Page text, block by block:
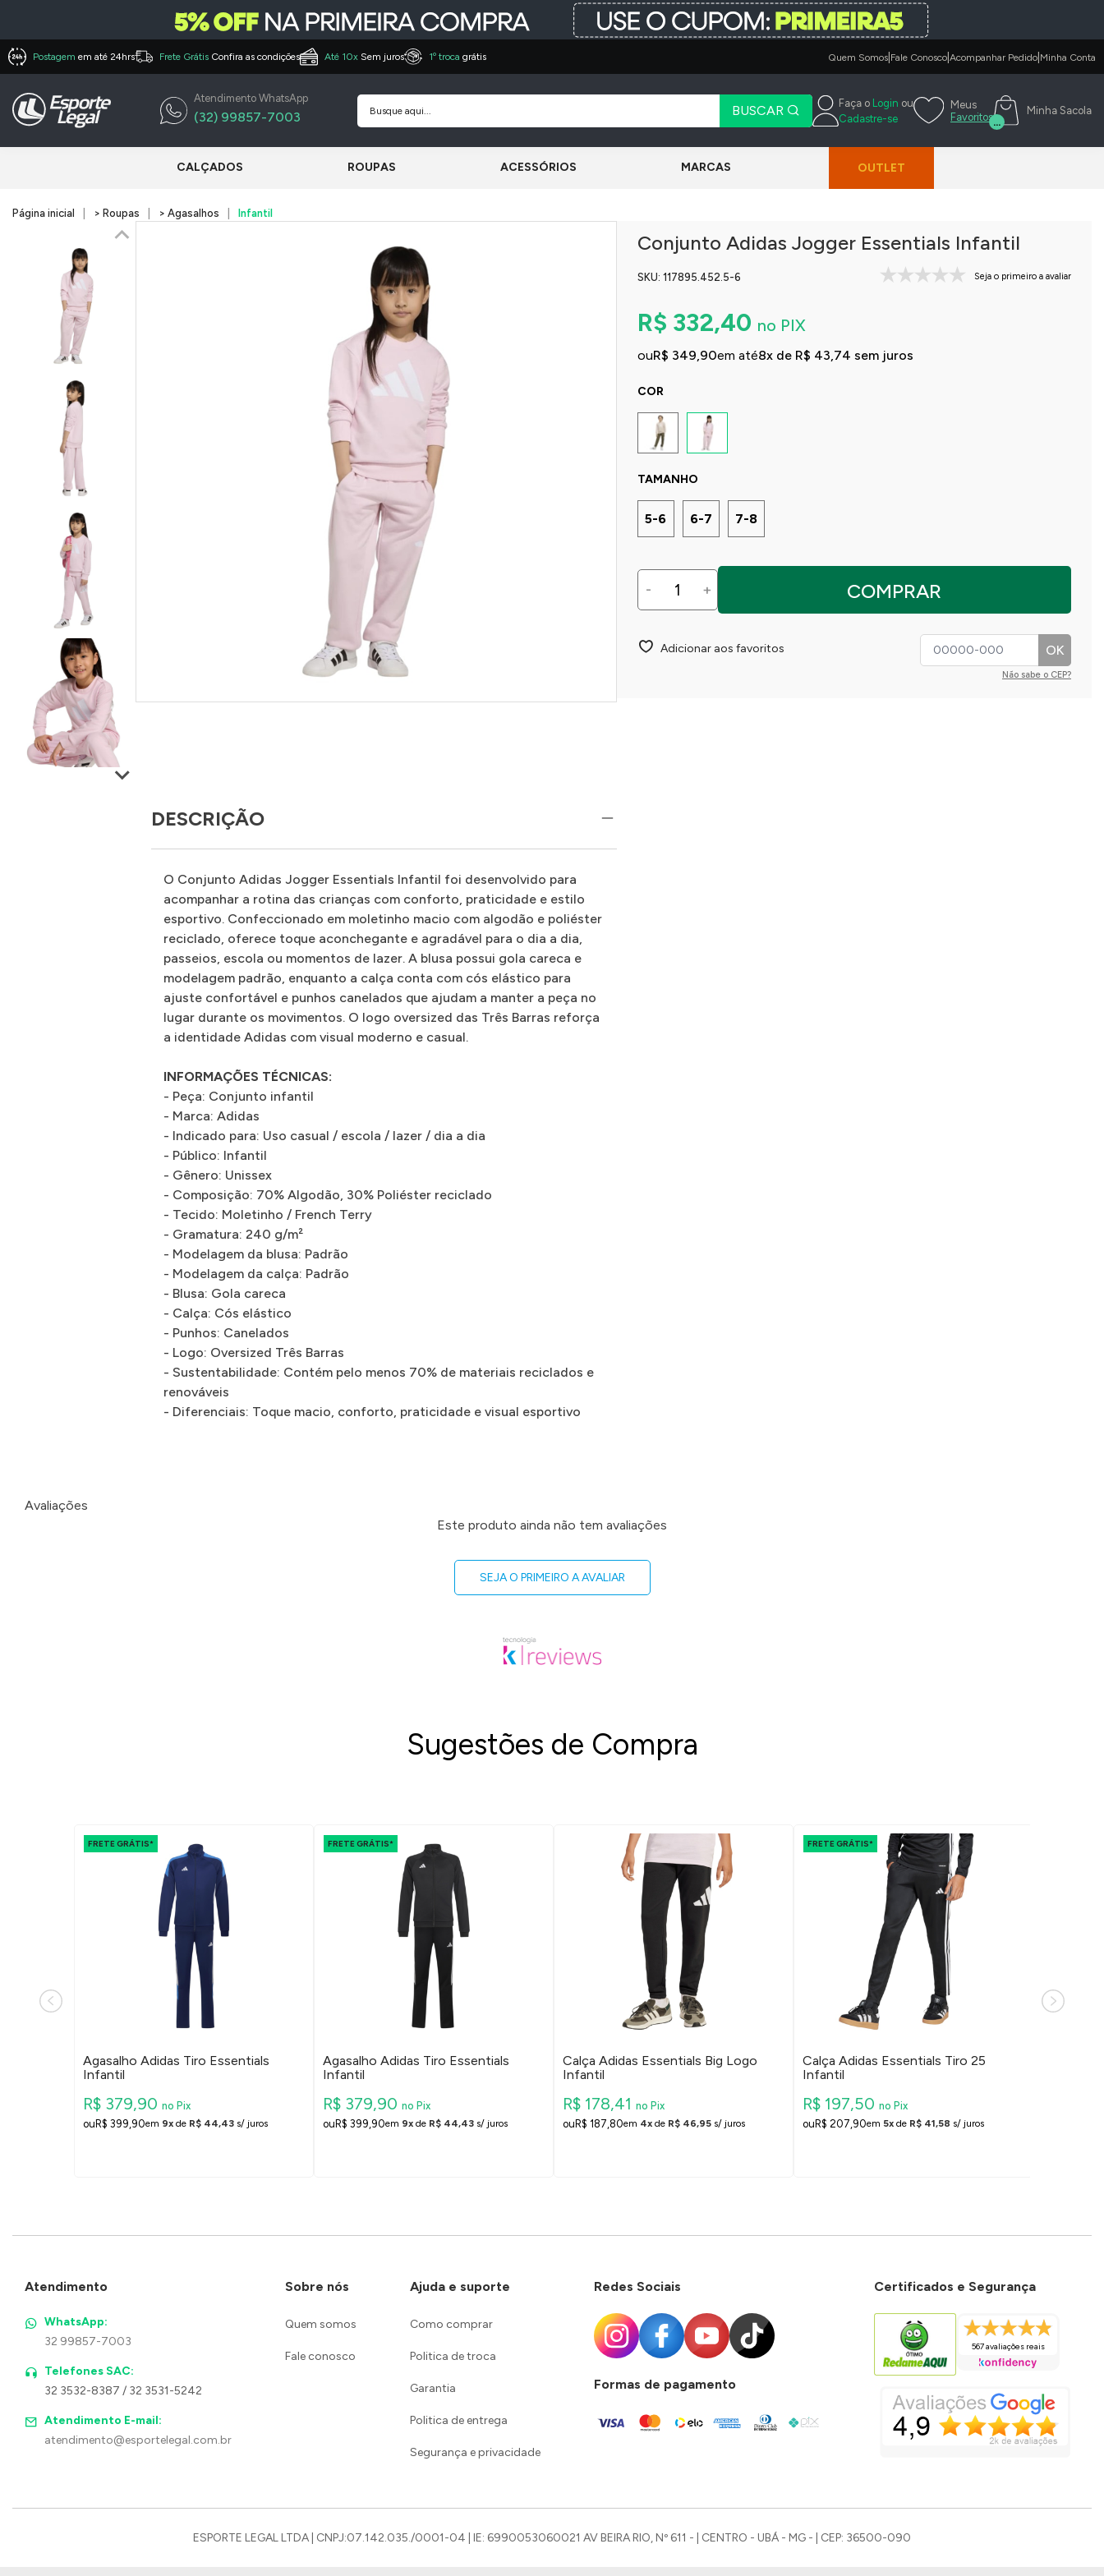
Postagem em até 24hrs Frete Grátis Confira as condições Até 10x Sem juros 1º troca grátis Quem Somos Fale Conosco Acompanhar Pedido Minha Conta
Atendimento WhatsApp
(32) 99857-7003 BUSCAR Faça o Login ou
Cadastre-se
Meus
Favoritos
Minha Sacola
...
CALÇADOS ROUPAS ACESSÓRIOS MARCAS OUTLET
Página inicial > Roupas > Agasalhos Infantil
DESCRIÇÃO
O Conjunto Adidas Jogger Essentials Infantil foi desenvolvido para
acompanhar a rotina das crianças com conforto, praticidade e estilo
esportivo. Confeccionado em moletinho macio com algodão e poliéster
reciclado, oferece toque aconchegante e agradável para o dia a dia,
passeios, escola ou momentos de lazer. A blusa possui gola careca e
modelagem padrão, enquanto a calça conta com cós elástico para
ajuste confortável e punhos canelados que ajudam a manter a peça no
lugar durante os movimentos. O logo oversized das Três Barras reforça
a identidade Adidas com visual moderno e casual.
INFORMAÇÕES TÉCNICAS:
- Peça: Conjunto infantil
- Marca: Adidas
- Indicado para: Uso casual / escola / lazer / dia a dia
- Público: Infantil
- Gênero: Unissex
- Composição: 70% Algodão, 30% Poliéster reciclado
- Tecido: Moletinho / French Terry
- Gramatura: 240 g/m²
- Modelagem da blusa: Padrão
- Modelagem da calça: Padrão
- Blusa: Gola careca
- Calça: Cós elástico
- Punhos: Canelados
- Logo: Oversized Três Barras
- Sustentabilidade: Contém pelo menos 70% de materiais reciclados e
renováveis
- Diferenciais: Toque macio, conforto, praticidade e visual esportivo
Conjunto Adidas Jogger Essentials Infantil
SKU: 117895.452.5-6 Seja o primeiro a avaliar
R$ 332,40 no PIX
ouR$ 349,90em até8x de R$ 43,74 sem juros
TAMANHO
5-6 6-7 7-8
COR
- + COMPRAR
Adicionar aos favoritos OK
Não sabe o CEP?
Avaliações
Este produto ainda não tem avaliações
SEJA O PRIMEIRO A AVALIAR
Sugestões de Compra
FRETE GRÁTIS*
Agasalho Adidas Tiro Essentials
Infantil
R$ 379,90 no Pix
R$ 399,90em 9xde R$ 44,43s/ juros
FRETE GRÁTIS*
Agasalho Adidas Tiro Essentials
Infantil
R$ 379,90 no Pix
R$ 399,90em 9xde R$ 44,43s/ juros
Calça Adidas Essentials Big Logo
Infantil
R$ 178,41 no Pix
R$ 187,80em 4xde R$ 46,95s/ juros
FRETE GRÁTIS*
Calça Adidas Essentials Tiro 25
Infantil
R$ 197,50 no Pix
R$ 207,90em 5xde R$ 41,58 s/ juros
Atendimento
WhatsApp:
32 99857-7003
Telefones SAC:
32 3532-8387 / 32 3531-5242
Atendimento E-mail:
atendimento@esportelegal.com.br
Sobre nós
Quem somos
Fale conosco
Ajuda e suporte
Como comprar
Politica de troca
Garantia
Politica de entrega
Segurança e privacidade
Redes Sociais
Formas de pagamento
Certificados e Segurança
567 avaliações reais
ESPORTE LEGAL LTDA | CNPJ:07.142.035./0001-04 | IE: 6990053060021 AV BEIRA RIO, Nº 611 - | CENTRO - UBÁ - MG - | CEP: 36500-090